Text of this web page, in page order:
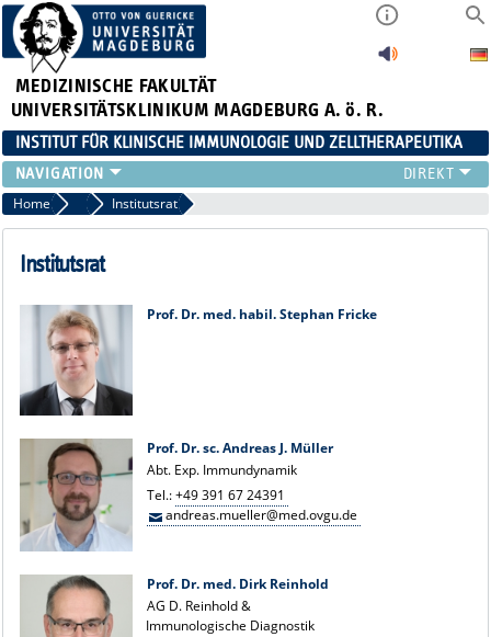
MEDIZINISCHE FAKULTÄT
UNIVERSITÄTSKLINIKUM MAGDEBURG A. ö. R.
INSTITUT FÜR KLINISCHE IMMUNOLOGIE UND ZELLTHERAPEUTIKA
FORSCHUNG
LEHRE
DIAGNOSTIK
VERANSTALTUNGEN
TEAM
KONTAKT
Home Team Institutsrat
Institutsrat
Prof. Dr. med. habil. Stephan Fricke
Prof. Dr. sc. Andreas J. Müller
Abt. Exp. Immundynamik
Tel.:+49 391 67 24391
andreas.mueller@med.ovgu.de
Prof. Dr. med. Dirk Reinhold
AG D. Reinhold &
Immunologische Diagnostik